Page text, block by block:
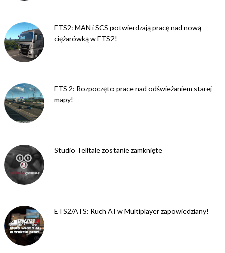
ETS2: MAN i SCS potwierdzają pracę nad nową
ciężarówką w ETS2!
ETS 2: Rozpoczęto prace nad odświeżaniem starej
mapy!
Studio Telltale zostanie zamknięte
ETS2/ATS: Ruch AI w Multiplayer zapowiedziany!